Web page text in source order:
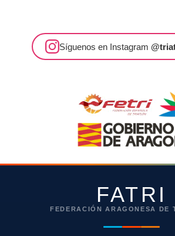
Síguenos en Instagram
FATRI
FEDERACIÓN ARAGONESA DE